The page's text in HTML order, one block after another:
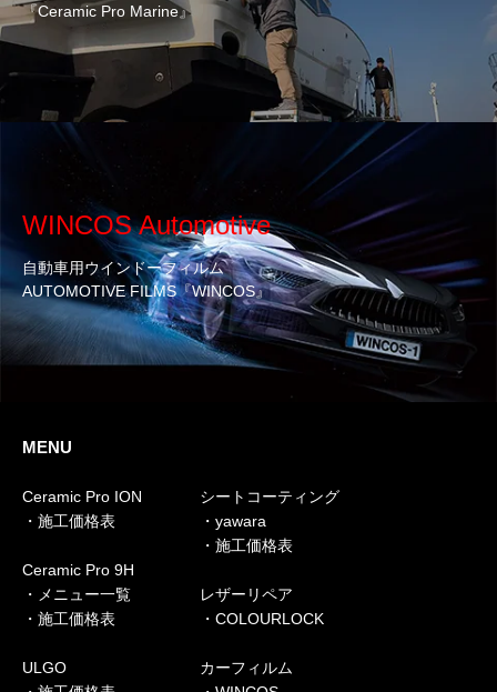
『Ceramic Pro Marine』
WINCOS Automotive
自動車用ウインドーフィルム
AUTOMOTIVE FILMS『WINCOS』
MENU
Ceramic Pro ION
・施工価格表
Ceramic Pro 9H
・メニュー一覧
・施工価格表
ULGO
シートコーティング
・yawara
・施工価格表
レザーリペア
・COLOURLOCK
カーフィルム